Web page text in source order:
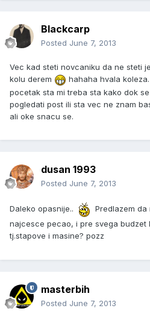
Blackcarp
Posted June 7, 2013
Vec kad steti novcaniku da ne steti
kolu derem
hahaha hvala
pocetak sta mi treba sta kako dok
pogledati post ili sta vec ne znam
ali oke snacu se.
dusan 1993
Posted June 7, 2013
Daleko opasnije..
Predlazem
najcesce pecao, i pre svega budzet
tj.stapove i masine? pozz
masterbih
Posted June 7, 2013